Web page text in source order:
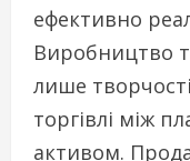
ефективно
Виробництво
лише
торгівлі між
активом.